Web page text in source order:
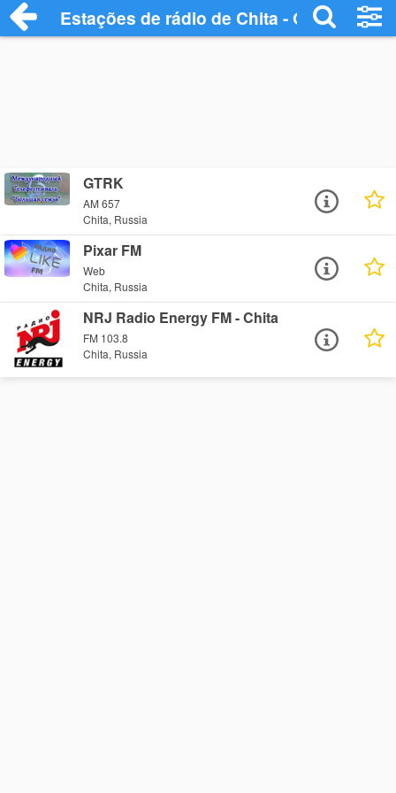
Estações de rádio de Chita - Ouça Online
GTRK
AM 657
Chita, Russia
Pixar FM
Web
Chita, Russia
NRJ Radio Energy FM - Chita
FM 103.8
Chita, Russia